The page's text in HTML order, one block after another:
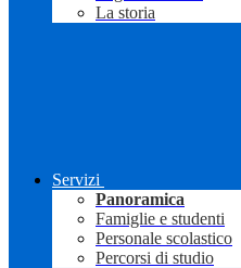
La storia
Servizi
Panoramica
Famiglie e studenti
Personale scolastico
Percorsi di studio